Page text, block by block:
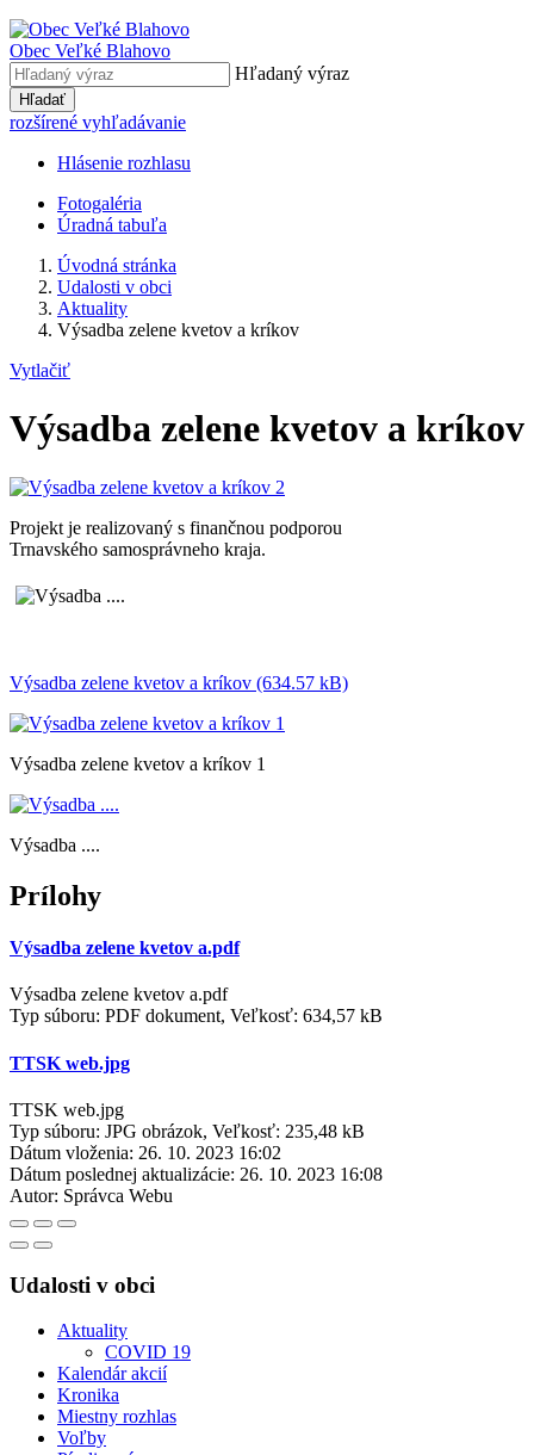
Obec Veľké Blahovo
Hľadaný výraz
Hľadať
rozšírené vyhľadávanie
Hlásenie rozhlasu
Fotogaléria
Úradná tabuľa
Úvodná stránka
Udalosti v obci
Aktuality
Výsadba zelene kvetov a kríkov
Vytlačiť
Výsadba zelene kvetov a kríkov
Projekt je realizovaný s finančnou podporou
Trnavského samosprávneho kraja.
Výsadba zelene kvetov a kríkov (634.57 kB)
Výsadba zelene kvetov a kríkov 1
Výsadba ....
Prílohy
Výsadba zelene kvetov a.pdf
Výsadba zelene kvetov a.pdf
Typ súboru: PDF dokument, Veľkosť: 634,57 kB
TTSK web.jpg
TTSK web.jpg
Typ súboru: JPG obrázok, Veľkosť: 235,48 kB
Dátum vloženia: 26. 10. 2023 16:02
Dátum poslednej aktualizácie: 26. 10. 2023 16:08
Autor: Správca Webu
Udalosti v obci
Aktuality
COVID 19
Kalendár akcií
Kronika
Miestny rozhlas
Voľby